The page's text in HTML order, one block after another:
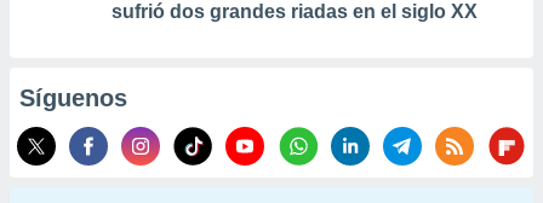
sufrió dos grandes riadas en el siglo XX
Síguenos